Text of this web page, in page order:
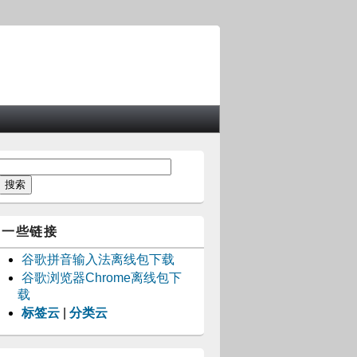
一些链接
谷歌拼音输入法离线包下载
谷歌浏览器Chrome离线包下
载
标签云
分类云